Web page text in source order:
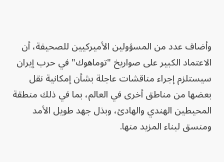
وأضاف عدد من المسؤولين الأميركيين للصحيفة، أن
الاعتماد الكبير على صواريخ "توماهوك" في حرب إيران
سيستلزم إجراء مناقشات عاجلة بشأن إمكانية نقل
بعضها من مناطق أخرى في العالم، بما في ذلك منطقة
المحيطين الهندي والهادئ، وبذل جهد طويل الأمد
ومنسق لبناء المزيد منها.